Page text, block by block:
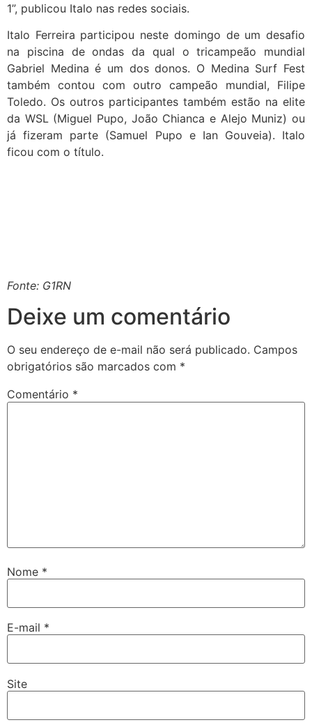
1”, publicou Italo nas redes sociais.
Italo Ferreira participou neste domingo de um desafio
na piscina de ondas da qual o tricampeão mundial
Gabriel Medina é um dos donos. O Medina Surf Fest
também contou com outro campeão mundial, Filipe
Toledo. Os outros participantes também estão na elite
da WSL (Miguel Pupo, João Chianca e Alejo Muniz) ou
já fizeram parte (Samuel Pupo e Ian Gouveia). Italo
ficou com o título.
Fonte: G1RN
Deixe um comentário
O seu endereço de e-mail não será publicado. Campos
obrigatórios são marcados com *
Comentário *
Nome *
E-mail *
Site